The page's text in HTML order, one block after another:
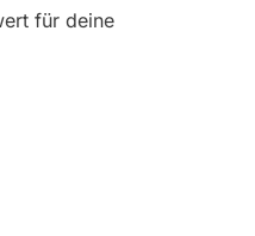
für deine